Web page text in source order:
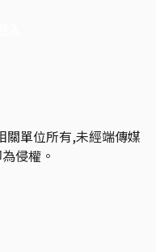
關單位所有,未經端傳媒
侵權。